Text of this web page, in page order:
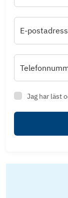
E-postadress
Jag har läst